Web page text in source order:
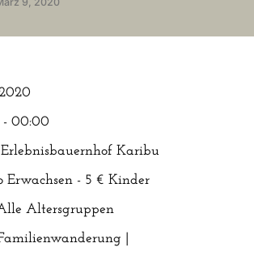
00:00
Karibu
Erwachsen - 5 € Kinder
Altersgruppen
|